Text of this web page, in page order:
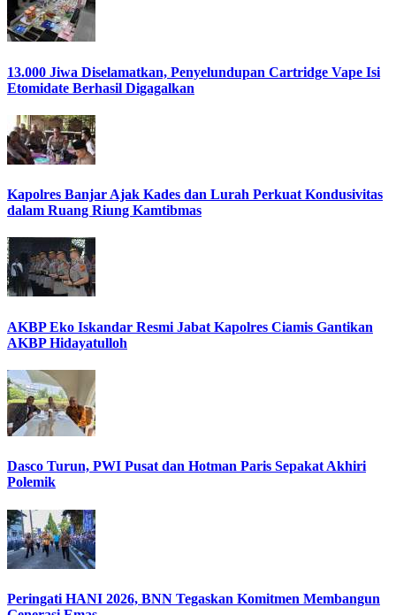
13.000 Jiwa Diselamatkan, Penyelundupan Cartridge Vape Isi
Etomidate Berhasil Digagalkan
Kapolres Banjar Ajak Kades dan Lurah Perkuat Kondusivitas
dalam Ruang Riung Kamtibmas
AKBP Eko Iskandar Resmi Jabat Kapolres Ciamis Gantikan
AKBP Hidayatulloh
Dasco Turun, PWI Pusat dan Hotman Paris Sepakat Akhiri
Polemik
Peringati HANI 2026, BNN Tegaskan Komitmen Membangun